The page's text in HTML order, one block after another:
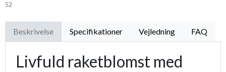
52
Beskrivelse Specifikationer Vejledning FAQ
Livfuld raketblomst med